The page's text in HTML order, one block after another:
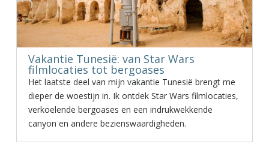
Vakantie Tunesië: van Star Wars
filmlocaties tot bergoases
Het laatste deel van mijn vakantie Tunesië brengt me
dieper de woestijn in. Ik ontdek Star Wars filmlocaties,
verkoelende bergoases en een indrukwekkende
canyon en andere bezienswaardigheden.